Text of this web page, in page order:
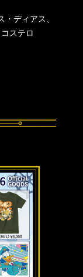
ディアス、
ステロ